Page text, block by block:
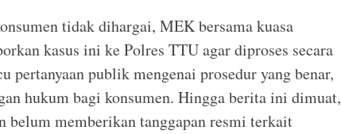
tidak dihargai, MEK bersama kuasa
kasus ini ke Polres TTU agar diproses secara
pertanyaan publik mengenai prosedur yang benar,
hukum bagi konsumen. Hingga berita ini dimuat,
belum memberikan tanggapan resmi terkait